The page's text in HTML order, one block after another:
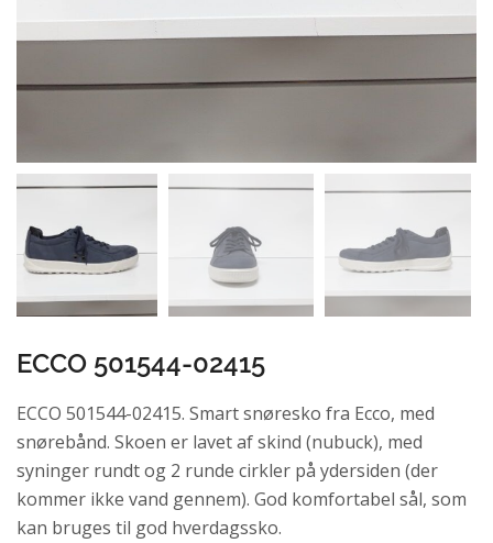
ECCO 501544-02415
ECCO 501544-02415. Smart snøresko fra Ecco, med
snørebånd. Skoen er lavet af skind (nubuck), med
syninger rundt og 2 runde cirkler på ydersiden (der
kommer ikke vand gennem). God komfortabel sål, som
kan bruges til god hverdagssko.